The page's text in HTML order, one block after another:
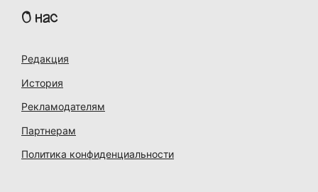
О нас
Редакция
История
Рекламодателям
Партнерам
Политика конфиденциальности